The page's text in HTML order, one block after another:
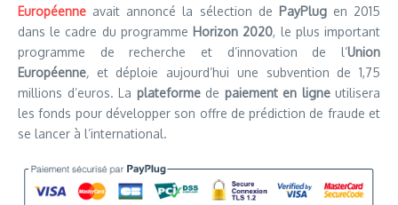
Européenne avait annoncé la sélection de PayPlugen 2015
dans le cadre du programme Horizon 2020, le plus important
programme de recherche et d’innovation de l’Union
Européenne, et déploie aujourd’hui une subvention de 1,75
millions d’euros. La plateformede paiement en ligneutilisera
les fonds pour développer son offre de prédiction de fraude et
se lancer à l’international.